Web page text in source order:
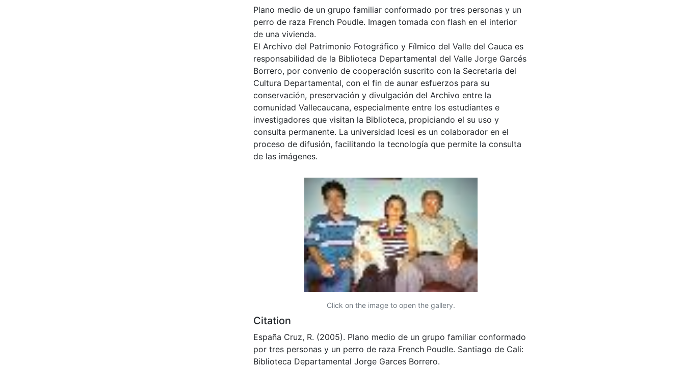
Plano medio de un grupo familiar conformado por tres personas y un
perro de raza French Poudle. Imagen tomada con flash en el interior
de una vivienda.
El Archivo del Patrimonio Fotográfico y Fílmico del Valle del Cauca es
responsabilidad de la Biblioteca Departamental del Valle Jorge Garcés
Borrero, por convenio de cooperación suscrito con la Secretaria del
Cultura Departamental, con el fin de aunar esfuerzos para su
conservación, preservación y divulgación del Archivo entre la
comunidad Vallecaucana, especialmente entre los estudiantes e
investigadores que visitan la Biblioteca, propiciando el su uso y
consulta permanente. La universidad Icesi es un colaborador en el
proceso de difusión, facilitando la tecnología que permite la consulta
de las imágenes.
Click on the image to open the gallery.
Citation
España Cruz, R. (2005). Plano medio de un grupo familiar conformado
por tres personas y un perro de raza French Poudle. Santiago de Cali:
Biblioteca Departamental Jorge Garces Borrero.